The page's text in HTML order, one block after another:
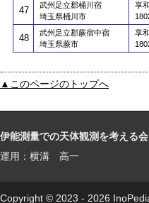
47
武州足立郡桶川宿
埼玉県桶川市
享
48
武州足立郡蕨宿中宿
埼玉県蕨市
享
▲このページのトップへ
伊能測量での天体観測を考える会
運用：横溝 高一
Copyright © 2023 - 2026